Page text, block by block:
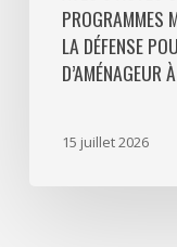
poursuit
activement
PROGRAMMES
LA DÉFENSE
D’AMÉNAGEUR
15 juillet 2026